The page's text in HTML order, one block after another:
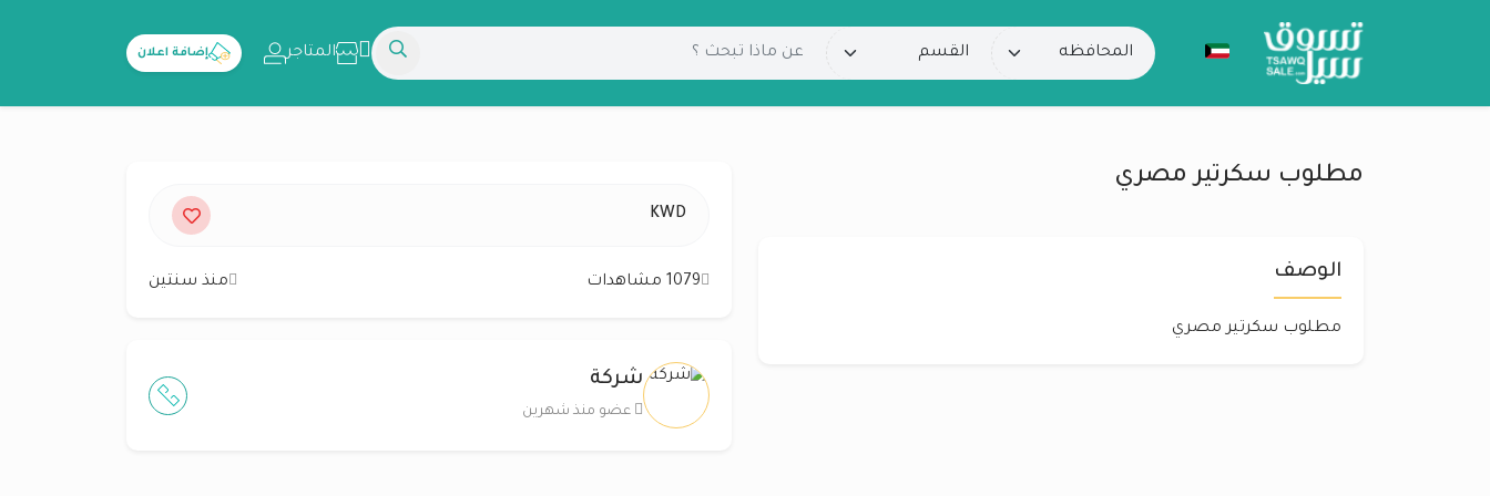
المتاجر إضافة اعلان
مطلوب سكرتير مصري
الوصف
مطلوب سكرتير مصري
KWD
1079 مشاهدات منذ سنتين
شركة
عضو منذ شهرين